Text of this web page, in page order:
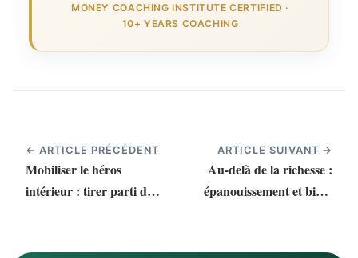
MONEY COACHING INSTITUTE CERTIFIED ·
10+ YEARS COACHING
← ARTICLE PRÉCÉDENT
Mobiliser le héros
intérieur : tirer parti de
ARTICLE SUIVANT →
Au-delà de la richesse :
épanouissement et bien-